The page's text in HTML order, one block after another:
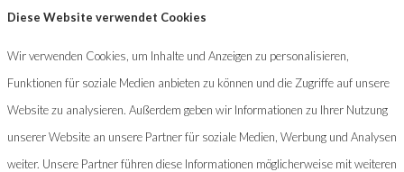
Diese Website verwendet Cookies
Wir verwenden Cookies, um Inhalte und Anzeigen zu personalisieren,
Funktionen für soziale Medien anbieten zu können und die Zugriffe auf unsere
Website zu analysieren. Außerdem geben wir Informationen zu Ihrer Nutzung
unserer Website an unsere Partner für soziale Medien, Werbung und Analysen
weiter. Unsere Partner führen diese Informationen möglicherweise mit weiteren